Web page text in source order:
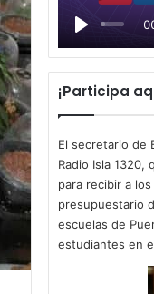
¡Participa
El secretario de
Radio Isla 1320,
para recibir a
presupuestario
escuelas de
estudiantes en